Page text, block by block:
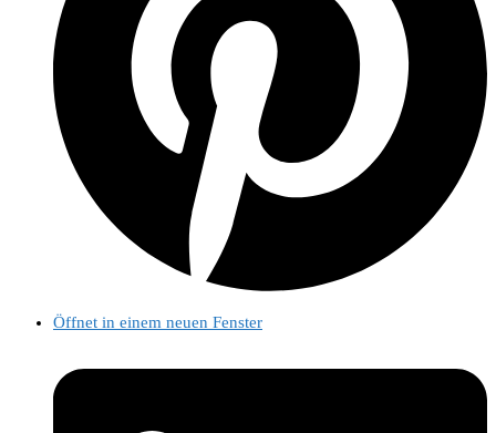
Öffnet in einem neuen Fenster